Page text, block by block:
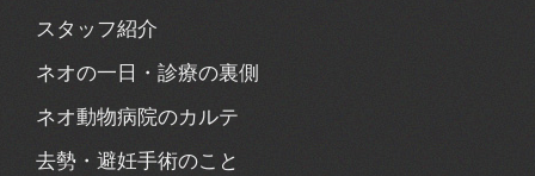
スタッフ紹介
ネオの一日・診療の裏側
ネオ動物病院のカルテ
去勢・避妊手術のこと